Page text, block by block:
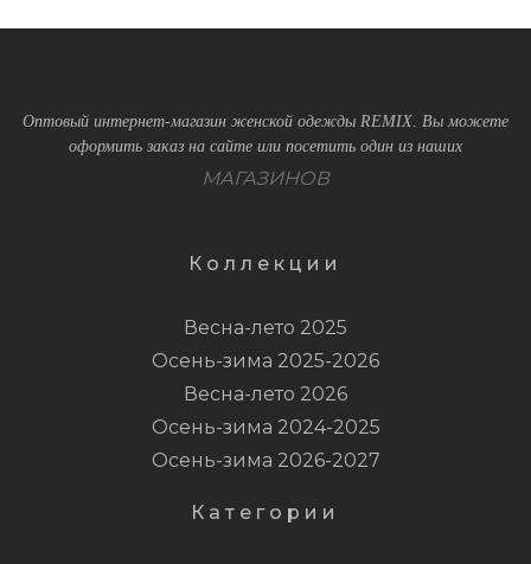
Оптовый интернет-магазин женской одежды REMIX. Вы можете
оформить заказ на сайте или посетить один из наших
МАГАЗИНОВ
Коллекции
Весна-лето 2025
Осень-зима 2025-2026
Весна-лето 2026
Осень-зима 2024-2025
Осень-зима 2026-2027
Категории